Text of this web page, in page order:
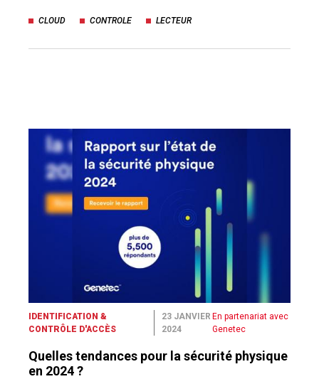
CLOUD CONTROLE LECTEUR
IDENTIFICATION &
CONTRÔLE D'ACCÈS
23 JANVIER
2024
En partenariat avec
Genetec
Quelles tendances pour la sécurité physique
en 2024 ?